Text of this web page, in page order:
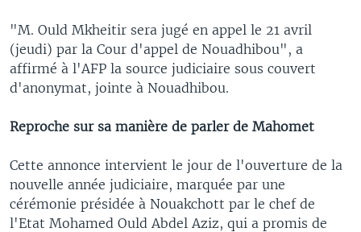
"M. Ould Mkheitir sera jugé en appel le 21 avril
(jeudi) par la Cour d'appel de Nouadhibou", a
affirmé à l'AFP la source judiciaire sous couvert
d'anonymat, jointe à Nouadhibou.
Reproche sur sa manière de parler de Mahomet
Cette annonce intervient le jour de l'ouverture de la
nouvelle année judiciaire, marquée par une
cérémonie présidée à Nouakchott par le chef de
l'Etat Mohamed Ould Abdel Aziz, qui a promis de